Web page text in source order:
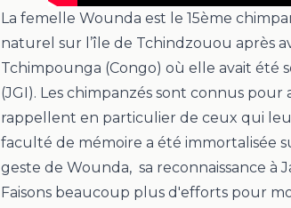
La femelle Wounda est le 15ème
naturel sur l’île de Tchindzouou après
Tchimpounga (Congo) où elle avait été
(JGI). Les chimpanzés sont connus
rappellent en particulier de ceux qui
faculté de mémoire a été immortalisée
geste de Wounda, sa reconnaissance à
Faisons beaucoup plus d'efforts pour